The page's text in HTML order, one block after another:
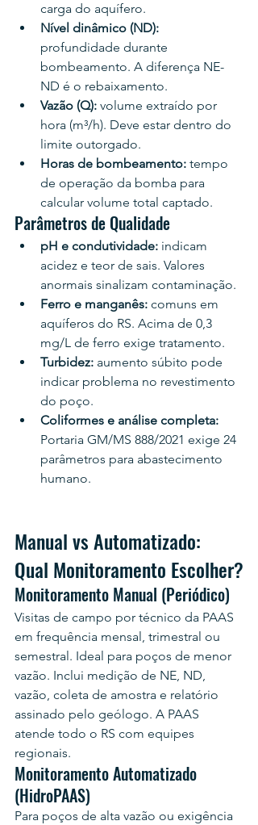
carga do aquífero.
Nível dinâmico (ND):
profundidade durante
bombeamento. A diferença NE-
ND é o rebaixamento.
Vazão (Q): volume extraído por
hora (m³/h). Deve estar dentro do
limite outorgado.
Horas de bombeamento: tempo
de operação da bomba para
calcular volume total captado.
Parâmetros de Qualidade
pH e condutividade: indicam
acidez e teor de sais. Valores
anormais sinalizam contaminação.
Ferro e manganês: comuns em
aquíferos do RS. Acima de 0,3
mg/L de ferro exige tratamento.
Turbidez: aumento súbito pode
indicar problema no revestimento
do poço.
Coliformes e análise completa:
Portaria GM/MS 888/2021 exige 24
parâmetros para abastecimento
humano.
Manual vs Automatizado:
Qual Monitoramento Escolher?
Monitoramento Manual (Periódico)
Visitas de campo por técnico da PAAS
em frequência mensal, trimestral ou
semestral. Ideal para poços de menor
vazão. Inclui medição de NE, ND,
vazão, coleta de amostra e relatório
assinado pelo geólogo. A PAAS
atende todo o RS com equipes
regionais.
Monitoramento Automatizado
(HidroPAAS)
Para poços de alta vazão ou exigência